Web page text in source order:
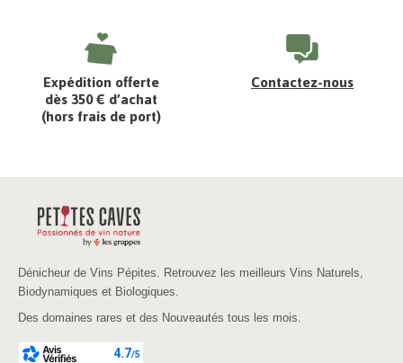
Expédition offerte
dès 350 € d’achat
(hors frais de port)
Contactez-nous
Dénicheur de Vins Pépites. Retrouvez les meilleurs Vins Naturels,
Biodynamiques et Biologiques.
Des domaines rares et des Nouveautés tous les mois.